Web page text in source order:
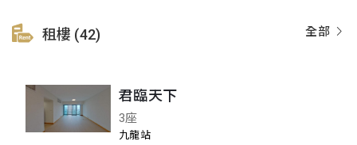
全部
租樓 (42)
君臨天下
3座
九龍站